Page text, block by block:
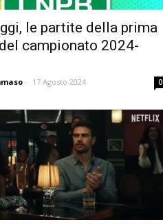
le partite della prima
campionato 2024-
- 17 Agosto 2024 0